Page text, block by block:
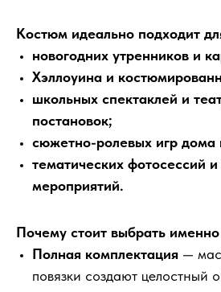
Костюм идеально подходит
новогодних утренников и
Хэллоуина и
школьных спектаклей и
постановок;
сюжетно-ролевых игр дома
тематических фотосессий
мероприятий.
Почему стоит выбрать
Полная комплектация —
повязки создают целостный